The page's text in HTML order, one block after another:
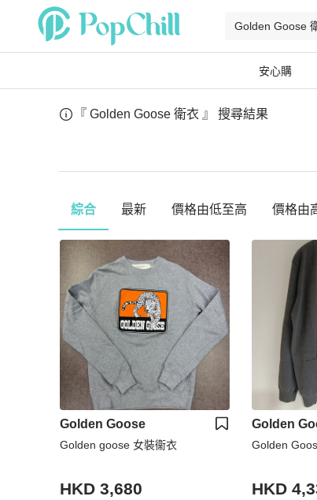
安心購
『 Golden Goose 衛衣 』 搜尋結果
綜合 最新 價格由低至高 價格由
Golden Goose
Golden goose 女裝衞衣
HKD 3,680
Golden
Golden
HKD